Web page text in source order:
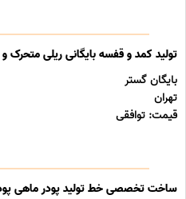
تولید کمد و قفسه بایگانی ریلی متحرک و
بایگان گستر
تهران
قیمت: توافقی
ساخت تخصصی خط تولید پودر ماهی